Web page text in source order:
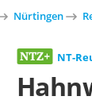
Nürtingen
NT-